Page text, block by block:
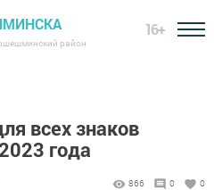
район
16+
всех знаков
года
866 0 0